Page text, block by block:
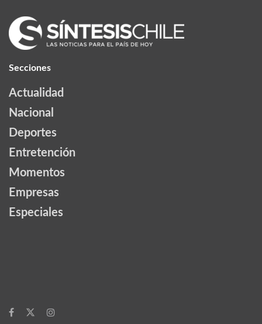
Secciones
Actualidad
Nacional
Deportes
Entretención
Momentos
Empresas
Especiales